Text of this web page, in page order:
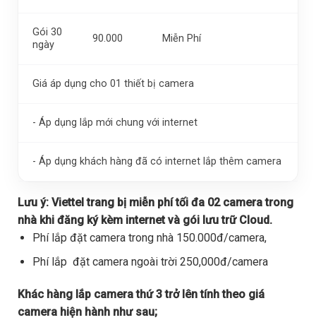
Gói 30
ngày
90.000 Miễn Phí
Giá áp dụng cho 01 thiết bị camera
- Áp dụng lắp mới chung với internet
- Áp dụng khách hàng đã có internet lắp thêm camera
Lưu ý: Viettel trang bị miễn phí tối đa 02 camera trong
nhà khi đăng ký kèm internet và gói lưu trữ Cloud.
Phí lắp đặt camera trong nhà 150.000đ/camera,
Phí lắp đặt camera ngoài trời 250,000đ/camera
Khác hàng lắp camera thứ 3 trở lên tính theo giá
camera hiện hành như sau;